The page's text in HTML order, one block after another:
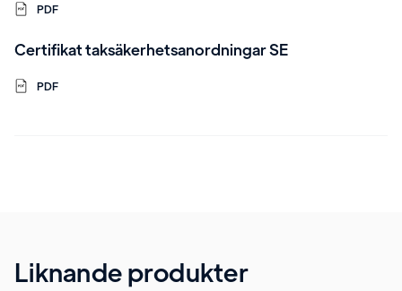
PDF
Certifikat taksäkerhetsanordningar SE
PDF
Liknande produkter